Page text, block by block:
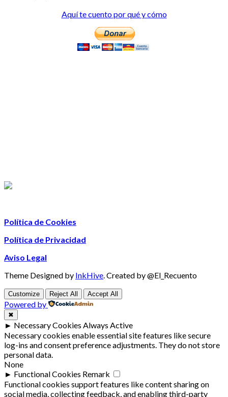
Aquí te cuento por qué y cómo
Política de Cookies
Política de Privacidad
Aviso Legal
Theme Designed by InkHive Created by @El_Recuento
Customize Reject All Accept All
Powered by
✖
► Necessary Cookies Always Active
Necessary cookies enable essential site features like secure
log-ins and consent preference adjustments. They do not store
personal data.
None
► Functional Cookies Remark
Functional cookies support features like content sharing on
social media, collecting feedback, and enabling third-party